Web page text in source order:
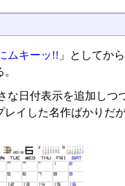
ムキーッ!! 」としてか
な日付表示を追加し
レイした名作ばかり